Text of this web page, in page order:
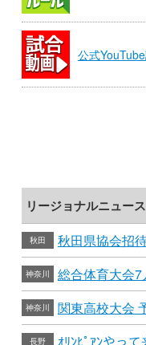
公式
リージョナルニュース
秋田 秋田県協会招
神奈川 総合体育大会
神奈川 関東高校大会
長野